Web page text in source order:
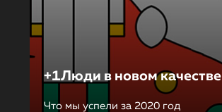
+1Люди в новом качестве
Что мы успели за 2020 год